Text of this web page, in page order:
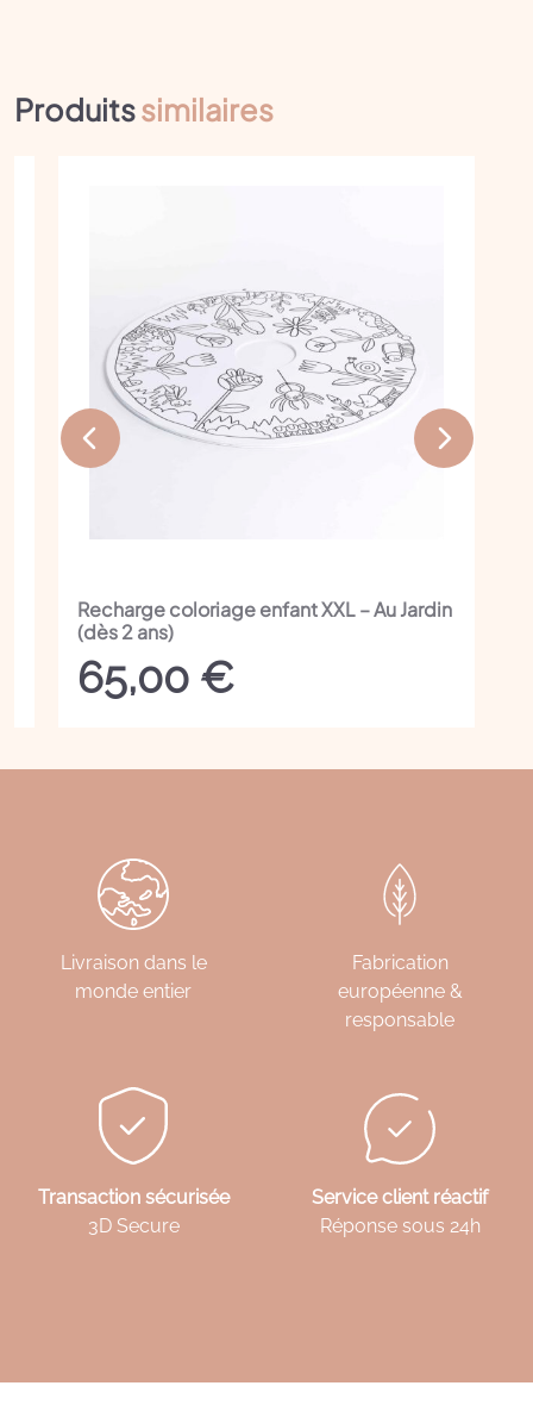
Produitssimilaires
Recharge coloriage enfant XXL – Au Jardin
(dès 2 ans)
65,00 €
Livraison dans le
monde entier
Fabrication
européenne &
responsable
Transaction sécurisée
3D Secure
Service client réactif
Réponse sous 24h